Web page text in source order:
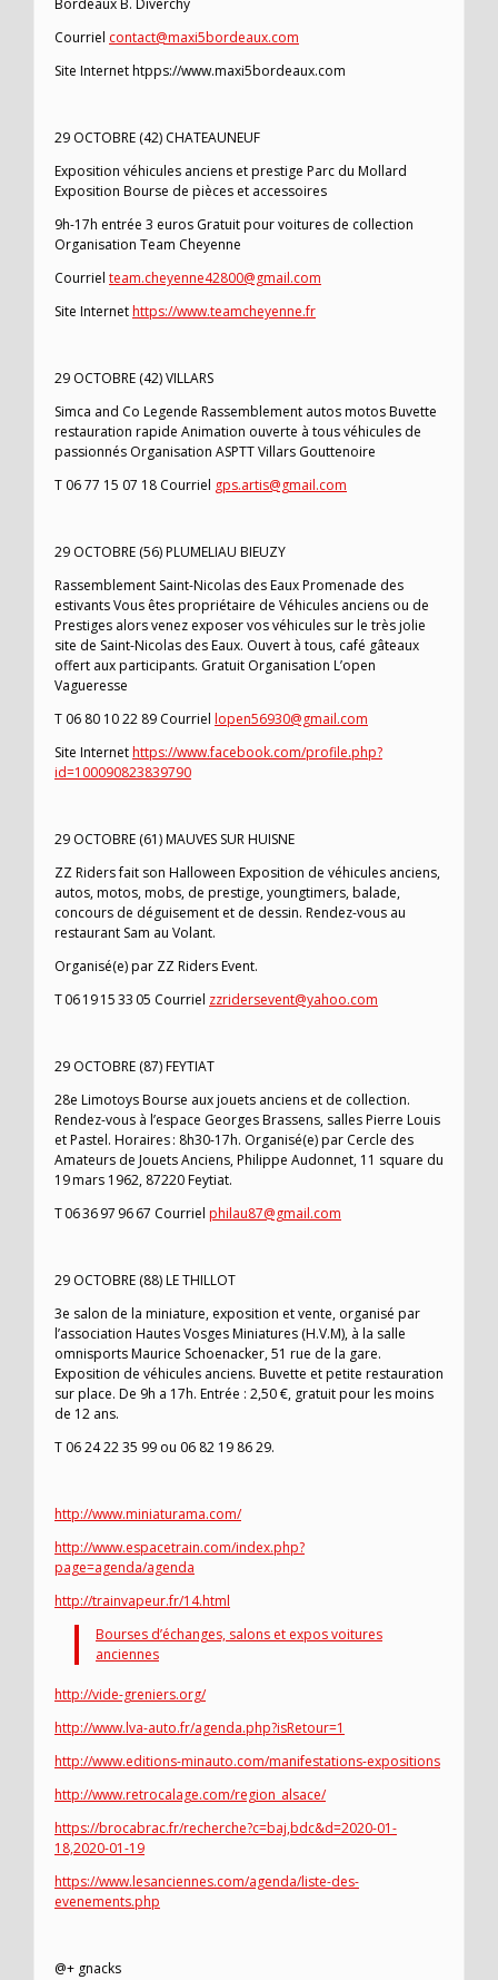
Bordeaux B. Diverchy
Courriel contact@maxi5bordeaux.com
Site Internet htpps://www.maxi5bordeaux.com
29 OCTOBRE (42) CHATEAUNEUF
Exposition véhicules anciens et prestige Parc du Mollard
Exposition Bourse de pièces et accessoires
9h-17h entrée 3 euros Gratuit pour voitures de collection
Organisation Team Cheyenne
Courriel team.cheyenne42800@gmail.com
Site Internethttps://www.teamcheyenne.fr
29 OCTOBRE (42) VILLARS
Simca and Co Legende Rassemblement autos motos Buvette
restauration rapide Animation ouverte à tous véhicules de
passionnés Organisation ASPTT Villars Gouttenoire
T 06 77 15 07 18 Courriel gps.artis@gmail.com
29 OCTOBRE (56) PLUMELIAU BIEUZY
Rassemblement Saint-Nicolas des Eaux Promenade des
estivants Vous êtes propriétaire de Véhicules anciens ou de
Prestiges alors venez exposer vos véhicules sur le très jolie
site de Saint-Nicolas des Eaux. Ouvert à tous, café gâteaux
offert aux participants. Gratuit Organisation L’open
Vagueresse
T 06 80 10 22 89 Courriel lopen56930@gmail.com
Site Internethttps://www.facebook.com/profile.php?
id=100090823839790
29 OCTOBRE (61) MAUVES SUR HUISNE
ZZ Riders fait son Halloween Exposition de véhicules anciens,
autos, motos, mobs, de prestige, youngtimers, balade,
concours de déguisement et de dessin. Rendez-vous au
restaurant Sam au Volant.
Organisé(e) par ZZ Riders Event.
T 06 19 15 33 05 Courriel zzridersevent@yahoo.com
29 OCTOBRE (87) FEYTIAT
28e Limotoys Bourse aux jouets anciens et de collection.
Rendez-vous à l’espace Georges Brassens, salles Pierre Louis
et Pastel. Horaires : 8h30-17h. Organisé(e) par Cercle des
Amateurs de Jouets Anciens, Philippe Audonnet, 11 square du
19 mars 1962, 87220 Feytiat.
T 06 36 97 96 67 Courriel philau87@gmail.com
29 OCTOBRE (88) LE THILLOT
3e salon de la miniature, exposition et vente, organisé par
l’association Hautes Vosges Miniatures (H.V.M), à la salle
omnisports Maurice Schoenacker, 51 rue de la gare.
Exposition de véhicules anciens. Buvette et petite restauration
sur place. De 9h a 17h. Entrée : 2,50 €, gratuit pour les moins
de 12 ans.
T 06 24 22 35 99 ou 06 82 19 86 29.
http://www.miniaturama.com/
http://www.espacetrain.com/index.php?
page=agenda/agenda
http://trainvapeur.fr/14.html
Bourses d’échanges, salons et expos voitures
anciennes
http://vide-greniers.org/
http://www.lva-auto.fr/agenda.php?isRetour=1
http://www.editions-minauto.com/manifestations-expositions
http://www.retrocalage.com/region_alsace/
https://brocabrac.fr/recherche?c=baj,bdc&d=2020-01-
18,2020-01-19
https://www.lesanciennes.com/agenda/liste-des-
evenements.php
@+ gnacks